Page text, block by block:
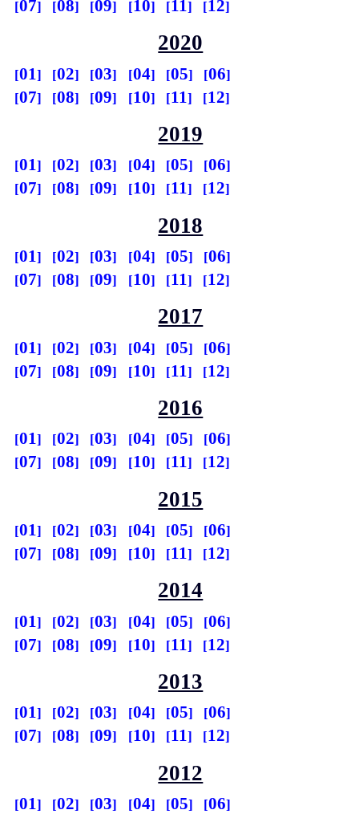
07 08 09 10 11 12
2020
01 02 03 04 05
06
07
08 09 10 11 12
2019
01 02 03 04 05
06
07
08 09 10 11 12
2018
01 02 03 04 05
06
07
08 09 10 11 12
2017
01 02 03 04 05
06
07
08 09 10 11 12
2016
01 02 03 04 05
06
07
08 09 10 11 12
2015
01 02 03 04 05
06
07
08 09 10 11 12
2014
01 02 03 04 05
06
07
08 09 10 11 12
2013
01 02 03 04 05
06
07
08 09 10 11 12
2012
01 02 03 04 05
06